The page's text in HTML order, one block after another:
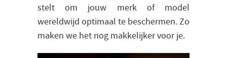
stelt om jouw merk of model
wereldwijd optimaal te beschermen. Zo
maken we het nog makkelijker voor je.